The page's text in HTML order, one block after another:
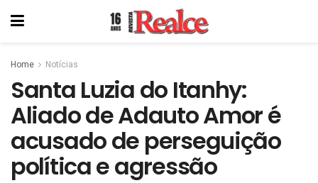
Home Notícias
Santa Luzia do Itanhy:
Aliado de Adauto Amor é
acusado de perseguição
política e agressão